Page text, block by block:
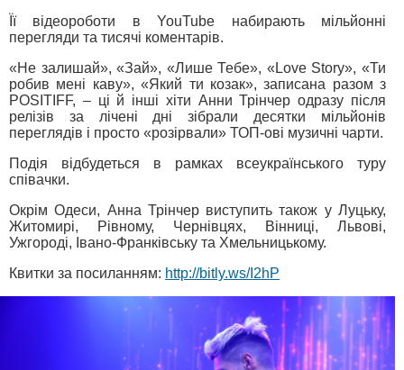
Її відеороботи в YouTube набирають мільйонні
перегляди та тисячі коментарів.
«Не залишай», «Зай», «Лише Тебе», «Love Story», «Ти
робив мені каву», «Який ти козак», записана разом з
POSITIFF, – ці й інші хіти Анни Трінчер одразу після
релізів за лічені дні зібрали десятки мільйонів
переглядів і просто «розірвали» ТОП-ові музичні чарти.
Подія відбудеться в рамках всеукраїнського туру
співачки.
Окрім Одеси, Анна Трінчер виступить також у Луцьку,
Житомирі, Рівному, Чернівцях, Вінниці, Львові,
Ужгороді, Івано-Франківську та Хмельницькому.
Квитки за посиланням: http://bitly.ws/I2hP